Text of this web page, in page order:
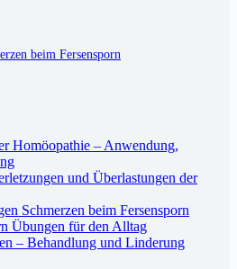
beim Fersensporn
Homöopathie – Anwendung,
und Überlastungen der
Schmerzen beim Fersensporn
Übungen für den Alltag
– Behandlung und Linderung